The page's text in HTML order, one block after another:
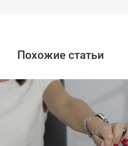
Похожие статьи